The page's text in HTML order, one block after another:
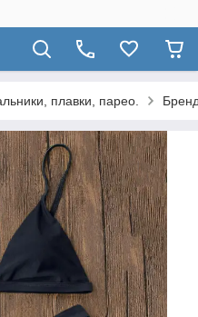
плавки, парео.